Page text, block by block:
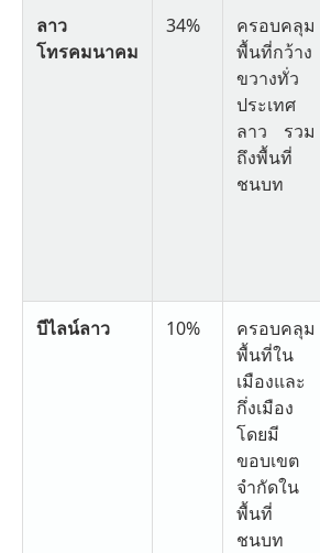
ลาว
โทรคมนาคม
34%
ครอบคลุม
พื้นที่กว้าง
ขวางทั่ว
ประเทศ
ลาว รวม
ถึงพื้นที่
ชนบท
บีไลน์ลาว 10%
ครอบคลุม
พื้นที่ใน
เมืองและ
กึ่งเมือง
โดยมี
ขอบเขต
จำกัดใน
พื้นที่
ชนบท